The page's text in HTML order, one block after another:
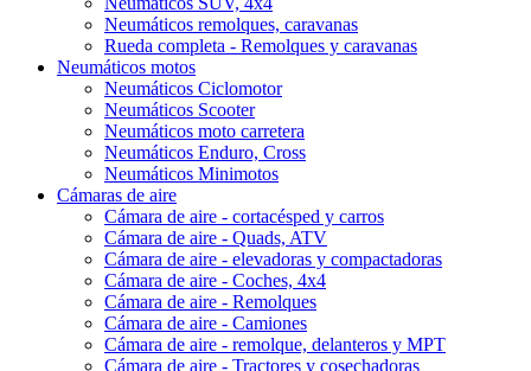
Neumáticos remolques, caravanas
Rueda completa - Remolques y caravanas
Neumáticos motos
Neumáticos Ciclomotor
Neumáticos Scooter
Neumáticos moto carretera
Neumáticos Enduro, Cross
Neumáticos Minimotos
Cámaras de aire
Cámara de aire - cortacésped y carros
Cámara de aire - Quads, ATV
Cámara de aire - elevadoras y compactadoras
Cámara de aire - Coches, 4x4
Cámara de aire - Remolques
Cámara de aire - Camiones
Cámara de aire - remolque, delanteros y MPT
Cámara de aire - Tractores y cosechadoras